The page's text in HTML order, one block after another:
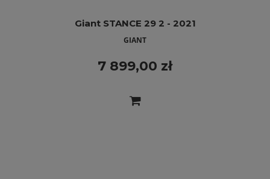
Giant STANCE 29 2 - 2021
GIANT
7 899,00 zł